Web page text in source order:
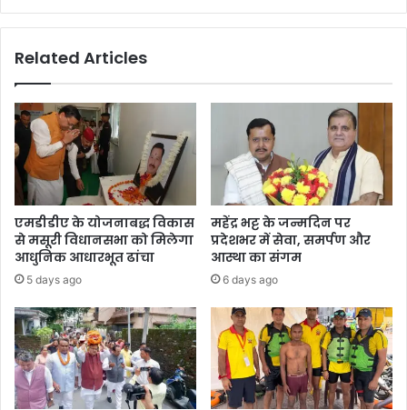
.
2
ड़
की
यो
ज
ना
ओं
का
कि
या
लो
र्प
ण
व
शि
ला
क्षे
र्ग
त्यू
नी
रो
प
र
टी
स
वा
र
हु
ए
दु
Related Articles
एमडीडीए के योजनाबद्ध विकास
से मसूरी विधानसभा को मिलेगा
आधुनिक आधारभूत ढांचा
5 days ago
महेंद्र भट्ट के जन्मदिन पर
प्रदेशभर में सेवा, समर्पण और
आस्था का संगम
6 days ago